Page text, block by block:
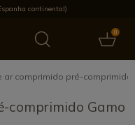
continental)
0
Últimas notícias
ar comprimido pré-comprimido
comprimido Gamo